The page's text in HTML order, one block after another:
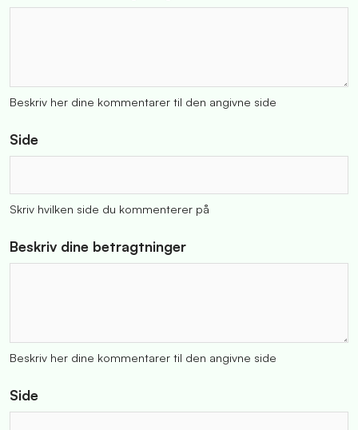
Beskriv her dine kommentarer til den angivne side
Side
Skriv hvilken side du kommenterer på
Beskriv dine betragtninger
Beskriv her dine kommentarer til den angivne side
Side